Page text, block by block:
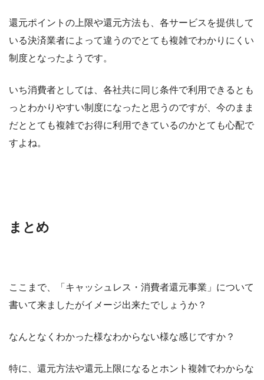
還元ポイントの上限や還元方法も、各サービスを提供して
いる決済業者によって違うのでとても複雑でわかりにくい
制度となったようです。
いち消費者としては、各社共に同じ条件で利用できるとも
っとわかりやすい制度になったと思うのですが、今のまま
だととても複雑でお得に利用できているのかとても心配で
すよね。
まとめ
ここまで、「キャッシュレス・消費者還元事業」について
書いて来ましたがイメージ出来たでしょうか？
なんとなくわかった様なわからない様な感じですか？
特に、還元方法や還元上限になるとホント複雑でわからな